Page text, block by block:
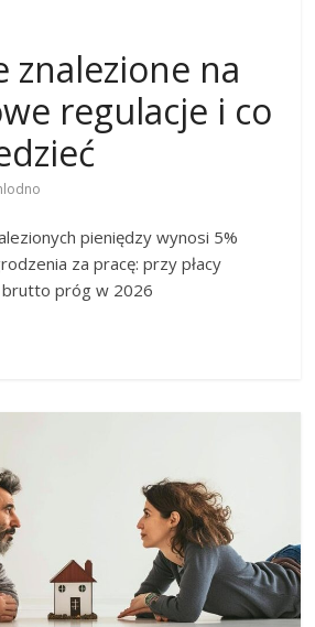
znalezione na
regulacje i co
pieniędzy wynosi 5%
za pracę: przy płacy
brutto próg w 2026